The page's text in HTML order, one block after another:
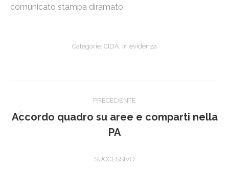
comunicato stampa diramato
Categorie: CIDA, In evidenza
tra
PRECEDENTE
Post
precedente:
Accordo quadro su aree e comparti nella
PA
SUCCESSIVO